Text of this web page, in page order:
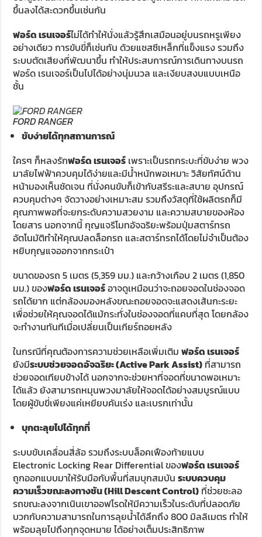
ขึ้นลงได้สะดวกขึ้นเช่นกัน
ฟอร์ด เรนเจอร์ไม่ได้ทำให้นั่งแล้วรู้สึกเสมือนอยู่บนรถหรูเพียง
อย่างเดียว การขับขี่ก็เช่นกัน ด้วยแชสซีเหล็กที่แข็งแรง รวมถึง
ระบบตัดเสียงที่พัฒนาขึ้น ทำให้ประสบการณ์การเดินทางบนรถ
ฟอร์ด เรนเจอร์เป็นไปได้อย่างนุ่มนวล และเงียบสงบแบบเหนือ
ชั้น
FORD RANGER
ขับง่ายได้ทุกสถานการณ์
ใครๆ ก็หลงรักฟอร์ด เรนเจอร์ เพราะเป็นรถกระบะที่ขับง่าย พวง
มาลัยไฟฟ้าควบคุมได้ง่ายและมีน้ำหนักพอเหมาะ วิสัยทัศน์ด้าน
หน้ามองเห็นชัดเจน ที่นั่งคนขับก็เข้ากับสรีระและสบาย อุปกรณ์
ควบคุมต่างๆ จัดวางอย่างเหมาะสม รวมถึงวัสดุที่ใช้ผลิตรถก็มี
คุณภาพพอที่จะยกระดับความสวยงาม และความสบายของห้อง
โดยสาร นอกจากนี้ กุญแจรีโมทอัจฉริยะพร้อมปุ่มสตาร์ทรถ
อัตโนมัติทำให้คุณปลดล็อกรถ และสตาร์ทรถได้โดยไม่จำเป็นต้อง
หยิบกุญแจออกจากกระเป๋า
ขนาดของรถ 5 เมตร (5,359 มม.) และกว้างเกือบ 2 เมตร (1,850
มม.) ของฟอร์ด เรนเจอร์อาจดูเหมือนว่าจะถอยจอดในช่องจอด
รถได้ยาก แต่กล้องมองหลังขณะถอยจอดจะแสดงเส้นกะระยะ
เพื่อช่วยให้คุณจอดได้แม้กระทั่งในช่องจอดที่แคบที่สุด โดยกล้อง
จะทำงานทันทีเมื่อเปลี่ยนเป็นเกียร์ถอยหลัง
ในกรณีที่คุณต้องการความช่วยเหลือเพิ่มเติมฟอร์ด เรนเจอร์
ยังมีระบบช่วยจอดอัจฉริยะ (Active Park Assist) ที่สามารถ
ช่วยจอดเทียบข้างได้ นอกจากจะช่วยหาที่จอดที่ขนาดพอเหมาะ
ได้แล้ว ยังสามารถหมุนพวงมาลัยให้จอดได้อย่างสมบูรณ์แบบ
โดยผู้ขับขี่เพียงแค่เหยียบคันเร่ง และเบรกเท่านั้น
บุกตะลุยไปได้ทุกที่
ระบบขับเคลื่อนสี่ล้อ รวมถึงระบบล็อคเฟืองท้ายแบบ
Electronic Locking Rear Differential ของฟอร์ด เรนเจอร์
ถูกออกแบบมาให้รับมือกับพื้นที่สมบุกสมบันระบบควบคุม
ความเร็วขณะลงทางชัน (Hill Descent Control) ที่ช่วยชะลอ
รถขณะลงจากเนินเขาออฟโรดให้มีความเร็วในระดับที่ปลอดภัย
บวกกับความสามารถในการลุยน้ำได้ลึกถึง 800 มิลลิเมตร ทำให้
พร้อมลุยไปถึงทุกจุดหมาย ได้อย่างเต็มประสิทธิภาพ